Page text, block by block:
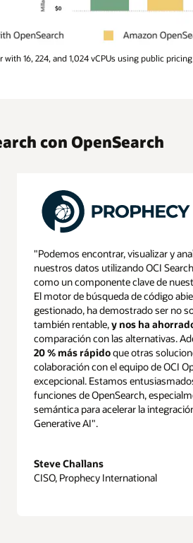
16, 224, and 1,024 vCPUs using public
con OpenSearch
"Podemos encontrar, visualizar y
nuestros datos utilizando OCI
como un componente clave de
El motor de búsqueda de código
gestionado, ha demostrado ser no
también rentable,y nos ha
comparación con las alternativas.
20 % más rápidoque otras
colaboración con el equipo de OCI
excepcional. Estamos
funciones de OpenSearch,
semántica para acelerar la
Generative AI".
Steve Challans
CISO, Prophecy International